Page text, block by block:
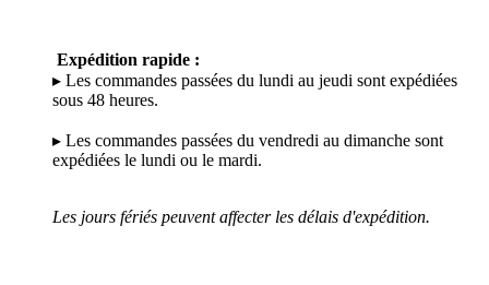
Expédition rapide :
▸ Les commandes passées du lundi au jeudi sont expédiées
sous 48 heures.
▸ Les commandes passées du vendredi au dimanche sont
expédiées le lundi ou le mardi.
Les jours fériés peuvent affecter les délais d'expédition.